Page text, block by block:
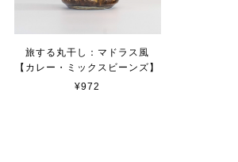
旅する丸干し：マドラス風
【カレー・ミックスビーンズ】
¥972